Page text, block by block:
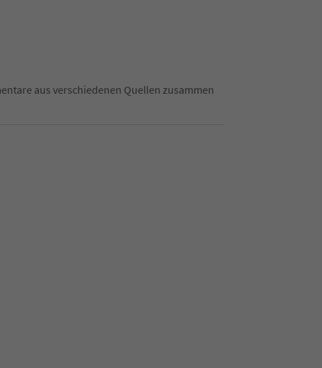
aus verschiedenen Quellen zusammen